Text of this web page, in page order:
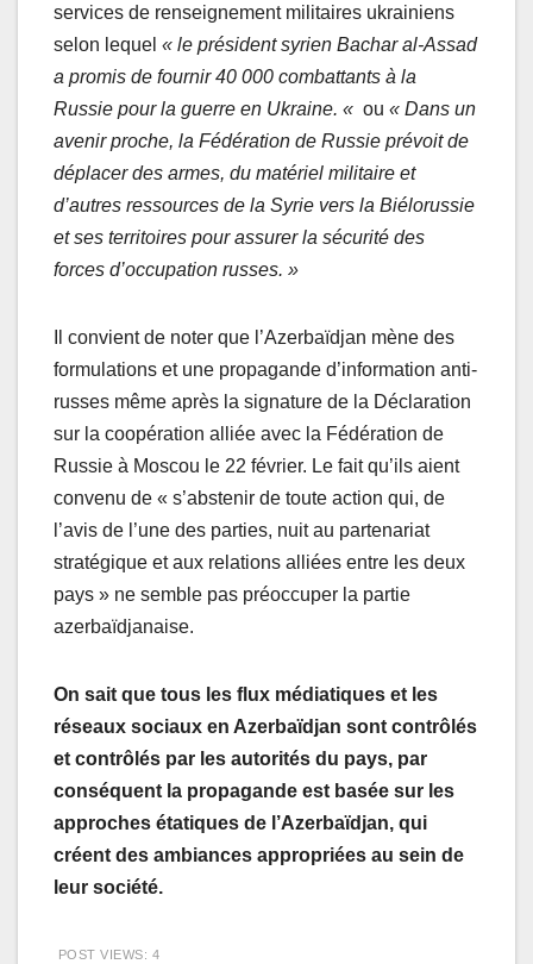
services de renseignement militaires ukrainiens
selon lequel « le président syrien Bachar al-Assad
a promis de fournir 40 000 combattants à la
Russie pour la guerre en Ukraine. « ou « Dans un
avenir proche, la Fédération de Russie prévoit de
déplacer des armes, du matériel militaire et
d’autres ressources de la Syrie vers la Biélorussie
et ses territoires pour assurer la sécurité des
forces d’occupation russes. »
Il convient de noter que l’Azerbaïdjan mène des
formulations et une propagande d’information anti-
russes même après la signature de la Déclaration
sur la coopération alliée avec la Fédération de
Russie à Moscou le 22 février. Le fait qu’ils aient
convenu de « s’abstenir de toute action qui, de
l’avis de l’une des parties, nuit au partenariat
stratégique et aux relations alliées entre les deux
pays » ne semble pas préoccuper la partie
azerbaïdjanaise.
On sait que tous les flux médiatiques et les
réseaux sociaux en Azerbaïdjan sont contrôlés
et contrôlés par les autorités du pays, par
conséquent la propagande est basée sur les
approches étatiques de l’Azerbaïdjan, qui
créent des ambiances appropriées au sein de
leur société.
POST VIEWS: 4